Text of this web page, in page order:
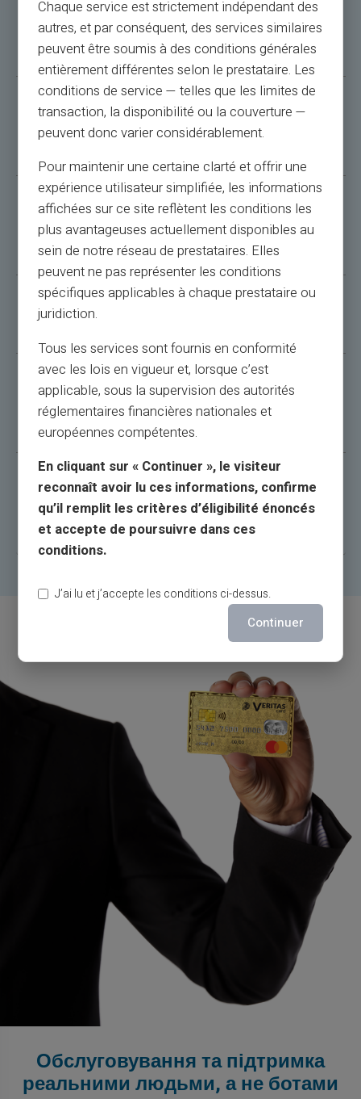
Can I use my IBAN before receiving my card?
What should I do to receive transfers to my
Veritas?
My transfer arrived on my old IBAN; what should I
do?
What will happen to cards issued by Monavate?
Will there be any changes to fees or terms of
use?
What should I do if I pass the digital identification
but I cannot activate Veritas card?
Обслуговування та підтримка
реальними людьми, а не ботами
Chaque service est strictement indépendant des
autres, et par conséquent, des services similaires
peuvent être soumis à des conditions générales
entièrement différentes selon le prestataire. Les
conditions de service — telles que les limites de
transaction, la disponibilité ou la couverture —
peuvent donc varier considérablement.
Pour maintenir une certaine clarté et offrir une
expérience utilisateur simplifiée, les informations
affichées sur ce site reflètent les conditions les
plus avantageuses actuellement disponibles au
sein de notre réseau de prestataires. Elles
peuvent ne pas représenter les conditions
spécifiques applicables à chaque prestataire ou
juridiction.
Tous les services sont fournis en conformité
avec les lois en vigueur et, lorsque c’est
applicable, sous la supervision des autorités
réglementaires financières nationales et
européennes compétentes.
En cliquant sur « Continuer », le visiteur
reconnaît avoir lu ces informations, confirme
qu’il remplit les critères d’éligibilité énoncés
et accepte de poursuivre dans ces
conditions.
J’ai lu et j’accepte les conditions ci-dessus.
Continuer